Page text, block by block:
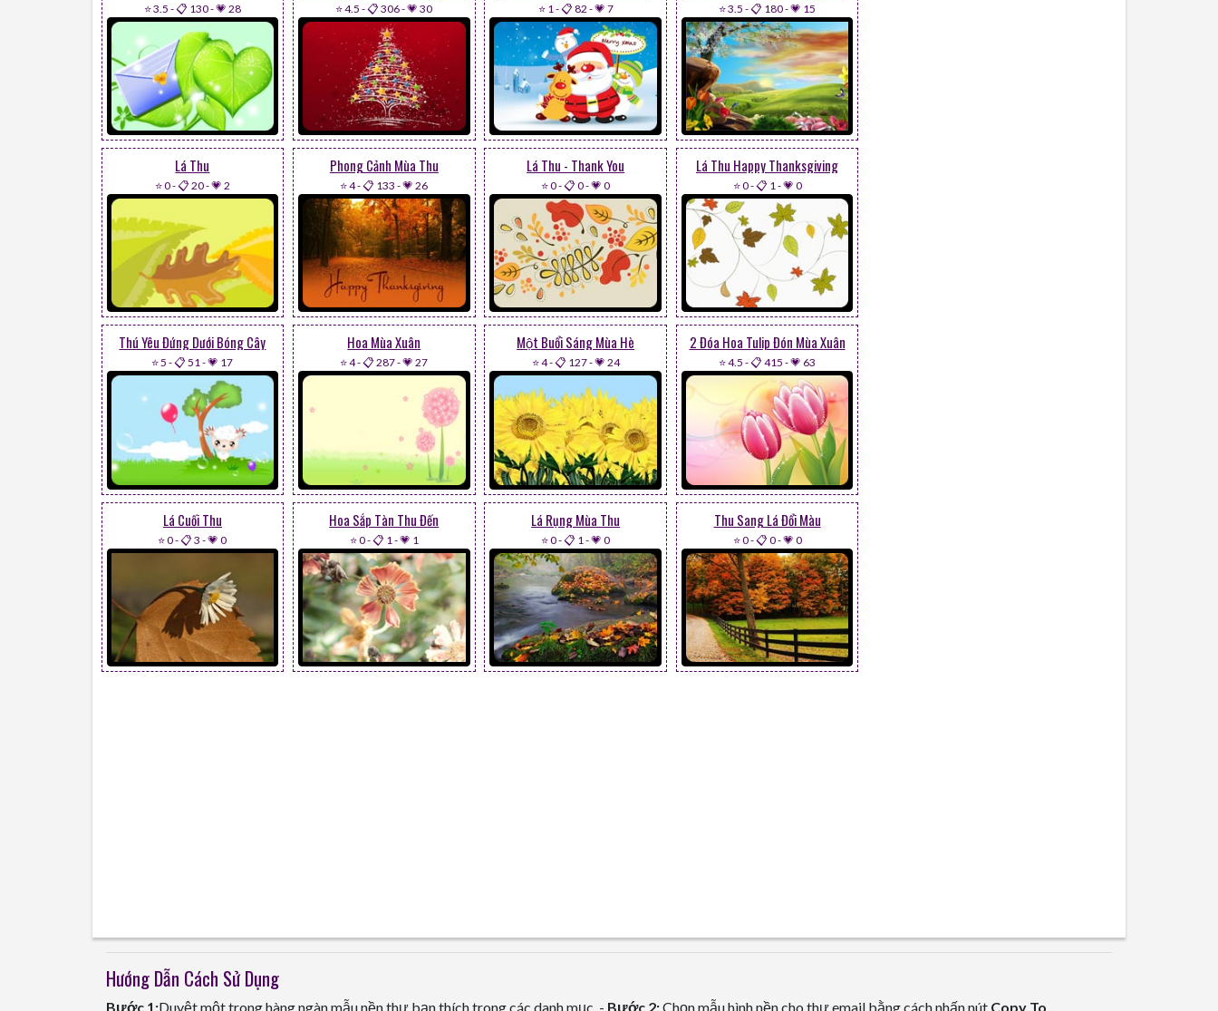
⭐ 3.5 -📋 130-💗 28 ⭐ 4.5 -📋 306-💗 30 ⭐ 1 -📋 82 -💗 7 ⭐ 3.5 -📋 180-💗 15
Lá Thu
⭐ 0-📋 20-💗 2
Phong Cảnh Mùa Thu
⭐ 4-📋 133 -💗 26
Lá Thu - Thank You
⭐ 0-📋 0-💗 0
Lá Thu Happy Thanksgiving
⭐ 0-📋 1 -💗 0
Thú Yêu Đứng Dưới Bóng Cây
⭐ 5 -📋 51-💗 17
Hoa Mùa Xuân
⭐ 4-📋 287-💗 27
Một Buổi Sáng Mùa Hè
⭐ 4-📋 127-💗 24
2 Đóa Hoa Tulip Đón Mùa Xuân
⭐ 4.5 -📋 415 -💗 63
Lá Cuối Thu
⭐ 0-📋 3 -💗 0
Hoa Sắp Tàn Thu Đến
⭐ 0-📋 1 -💗 1
Lá Rụng Mùa Thu
⭐ 0-📋 1 -💗 0
Thu Sang Lá Đổi Màu
⭐ 0-📋 0-💗 0
Hướng Dẫn Cách Sử Dụng
Bước 1:Duyệt một trong hàng ngàn mẫu nền thư bạn thích trong các danh mục. - Bước 2:Chọn mẫu hình nền cho thư email bằng cách nhấn nút Copy To